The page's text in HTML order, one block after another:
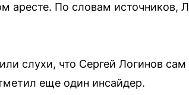
аресте. По словам источников,
слухи, что Сергей Логинов
еще один инсайдер.